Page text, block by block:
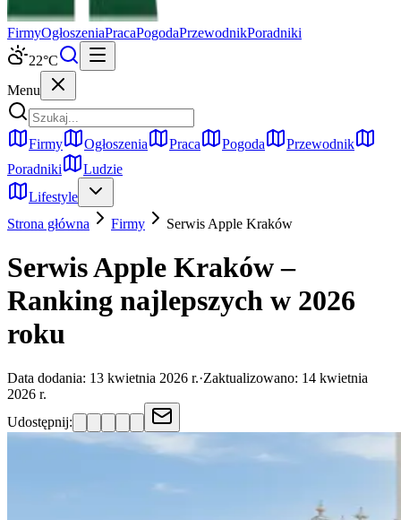
FirmyOgłoszeniaPracaPogodaPrzewodnikPoradniki
22°C
Menu
Firmy Ogłoszenia Praca Pogoda
Przewodnik
Poradniki
Ludzie
Lifestyle
Strona główna
Firmy Serwis Apple Kraków
Serwis Apple Kraków –
Ranking najlepszych w 2026
roku
Data dodania: 13 kwietnia 2026 r.·Zaktualizowano: 14 kwietnia
2026 r.
Udostępnij: